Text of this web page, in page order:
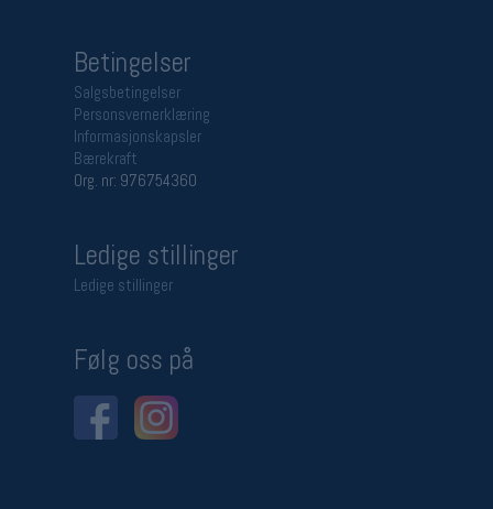
Betingelser
Salgsbetingelser
Personsvernerklæring
Informasjonskapsler
Bærekraft
Org. nr: 976754360
Ledige stillinger
Ledige stillinger
Følg oss på